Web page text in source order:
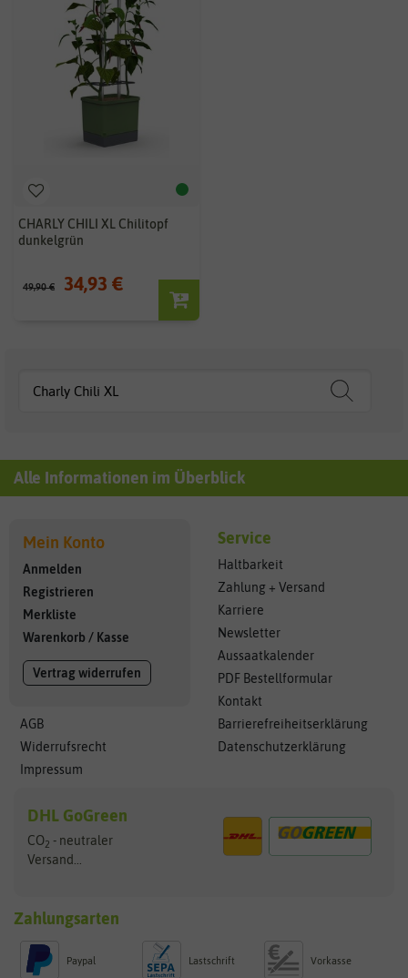
CHARLY CHILI XL Chilitopf
dunkelgrün
49,90 € 34,93 €
Alle Informationen im Überblick
Mein Konto
Anmelden
Registrieren
Merkliste
Warenkorb / Kasse
Vertrag widerrufen
AGB
Widerrufsrecht
Impressum
Service
Haltbarkeit
Zahlung + Versand
Karriere
Newsletter
Aussaatkalender
PDF Bestellformular
Kontakt
Barrierefreiheitserklärung
Datenschutzerklärung
DHL GoGreen
CO2 - neutraler
Versand...
Zahlungsarten
Paypal Lastschrift Vorkasse